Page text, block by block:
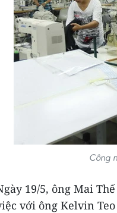
Công
19/5, ông Mai
với ông Kelvin